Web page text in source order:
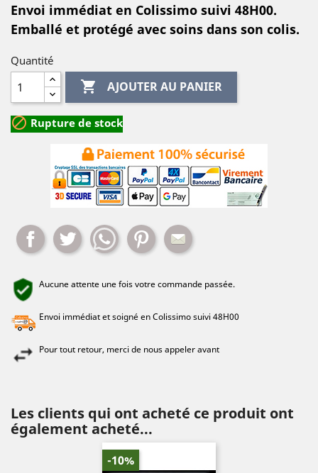
Envoi immédiat en Colissimo suivi 48H00.
Emballé et protégé avec soins dans son colis.
Quantité
 AJOUTER AU PANIER
 Rupture de stock
Partager Tweet WhatsappPinterest
Aucune attente une fois votre commande passée.
Envoi immédiat et soigné en Colissimo suivi 48H00
Pour tout retour, merci de nous appeler avant
Les clients qui ont acheté ce produit ont
également acheté...
-10%